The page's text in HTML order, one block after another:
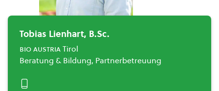
Tobias Lienhart, B.Sc.
bio austriaTirol
Beratung & Bildung, Partnerbetreuung